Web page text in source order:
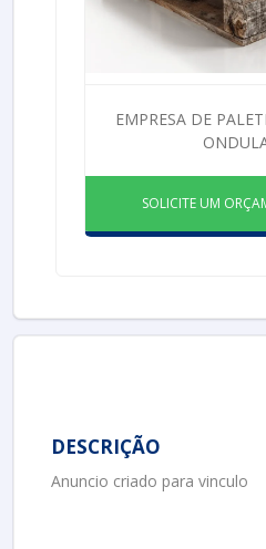
EMPRESA DE
SOLICITE UM
DESCRIÇÃO
Anuncio criado para vinculo